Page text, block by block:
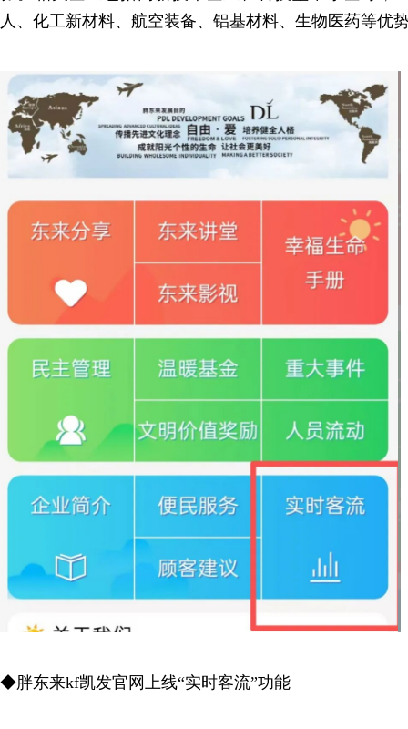
人、化工新材料、航空装备、铝基材料、生物医药等优
◆胖东来kf凯发官网上线“实时客流”功能